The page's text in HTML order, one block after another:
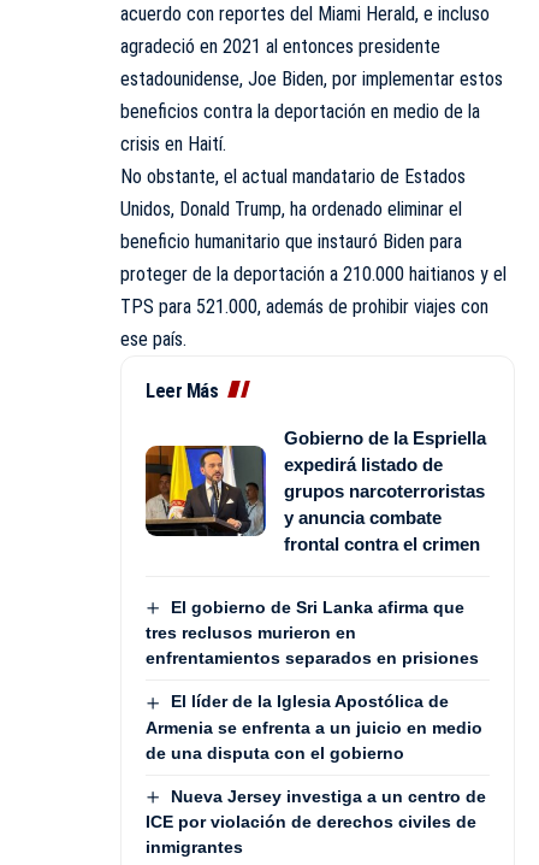
acuerdo con reportes del Miami Herald, e incluso
agradeció en 2021 al entonces presidente
estadounidense, Joe Biden, por implementar estos
beneficios contra la deportación en medio de la
crisis en Haití.
No obstante, el actual mandatario de Estados
Unidos, Donald Trump, ha ordenado eliminar el
beneficio humanitario que instauró Biden para
proteger de la deportación a 210.000 haitianos y el
TPS para 521.000, además de prohibir viajes con
ese país.
Leer Más
Gobierno de la Espriella
expedirá listado de
grupos narcoterroristas
y anuncia combate
frontal contra el crimen
El gobierno de Sri Lanka afirma que
tres reclusos murieron en
enfrentamientos separados en prisiones
El líder de la Iglesia Apostólica de
Armenia se enfrenta a un juicio en medio
de una disputa con el gobierno
Nueva Jersey investiga a un centro de
ICE por violación de derechos civiles de
inmigrantes